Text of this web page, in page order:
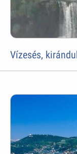
Vízesés,